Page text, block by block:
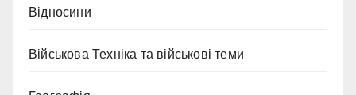
Відносини
Військова Техніка та військові теми